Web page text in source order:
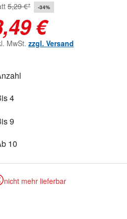
5,29 €* -34%
€
MwSt. zzgl. Versand
4
9
10
nicht mehr lieferbar